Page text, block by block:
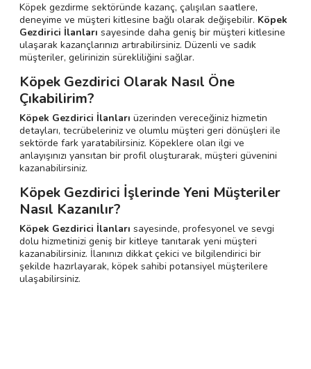
Köpek gezdirme sektöründe kazanç, çalışılan saatlere,
deneyime ve müşteri kitlesine bağlı olarak değişebilir. Köpek
Gezdirici İlanları sayesinde daha geniş bir müşteri kitlesine
ulaşarak kazançlarınızı artırabilirsiniz. Düzenli ve sadık
müşteriler, gelirinizin sürekliliğini sağlar.
Köpek Gezdirici Olarak Nasıl Öne
Çıkabilirim?
Köpek Gezdirici İlanları üzerinden vereceğiniz hizmetin
detayları, tecrübeleriniz ve olumlu müşteri geri dönüşleri ile
sektörde fark yaratabilirsiniz. Köpeklere olan ilgi ve
anlayışınızı yansıtan bir profil oluşturarak, müşteri güvenini
kazanabilirsiniz.
Köpek Gezdirici İşlerinde Yeni Müşteriler
Nasıl Kazanılır?
Köpek Gezdirici İlanları sayesinde, profesyonel ve sevgi
dolu hizmetinizi geniş bir kitleye tanıtarak yeni müşteri
kazanabilirsiniz. İlanınızı dikkat çekici ve bilgilendirici bir
şekilde hazırlayarak, köpek sahibi potansiyel müşterilere
ulaşabilirsiniz.